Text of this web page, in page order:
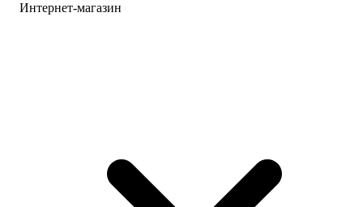
Интернет-магазин